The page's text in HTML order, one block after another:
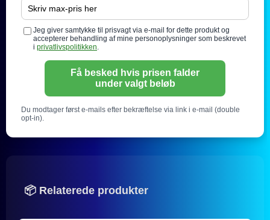
Jeg giver samtykke til prisvagt via e-mail for dette produkt og
accepterer behandling af mine personoplysninger som beskrevet
i privatlivspolitikken.
Få besked hvis prisen falder
under valgt beløb
Du modtager først e-mails efter bekræftelse via link i e-mail (double
opt-in).
📦 Relaterede produkter